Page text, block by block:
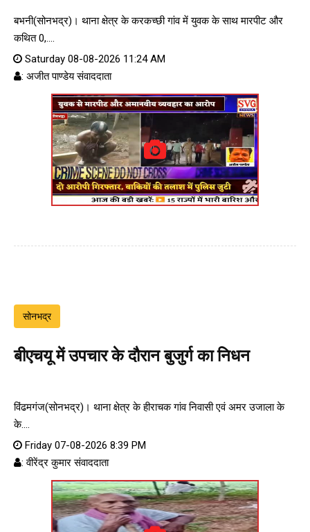
बभनी(सोनभद्र)। थाना क्षेत्र के करकच्छी गांव में युवक के साथ मारपीट और
कथित 0,....
Saturday 08-08-2026 11:24 AM
: अजीत पाण्डेय संवाददाता
सोनभद्र
बीएचयू में उपचार के दौरान बुजुर्ग का निधन
विंढमगंज(सोनभद्र)। थाना क्षेत्र के हीराचक गांव निवासी एवं अमर उजाला के
के....
Friday 07-08-2026 8:39 PM
: वीरेंद्र कुमार संवाददाता